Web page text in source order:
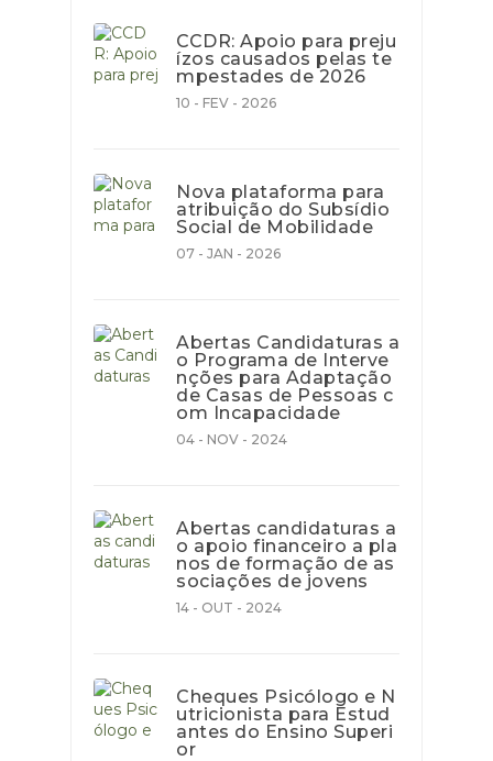
CCDR: Apoio para preju
ízos causados pelas te
mpestades de 2026
10 - FEV - 2026
Nova plataforma para
atribuição do Subsídio
Social de Mobilidade
07 - JAN - 2026
Abertas Candidaturas a
o Programa de Interve
nções para Adaptação
de Casas de Pessoas c
om Incapacidade
04 - NOV - 2024
Abertas candidaturas a
o apoio financeiro a pla
nos de formação de as
sociações de jovens
14 - OUT - 2024
Cheques Psicólogo e N
utricionista para Estud
antes do Ensino Superi
or